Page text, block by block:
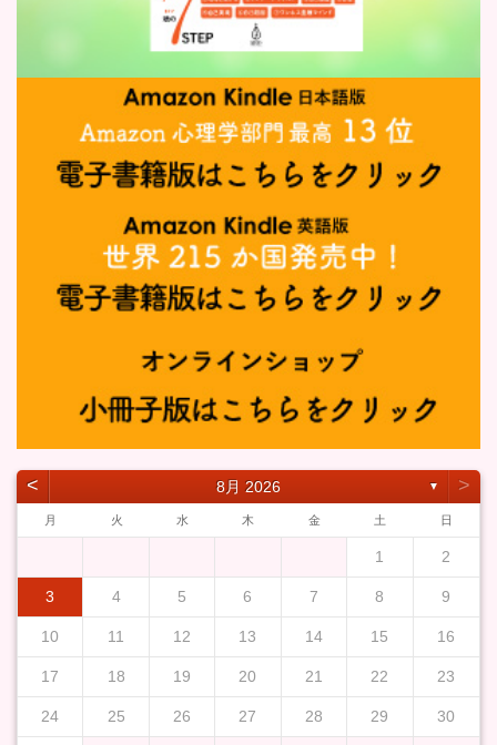
˂ 8月 2026 ▼ ˃
月 火 水 木 金 土 日
1 2
3 4 5 6 7 8 9
10 11 12 13 14 15 16
17 18 19 20 21 22 23
24 25 26 27 28 29 30